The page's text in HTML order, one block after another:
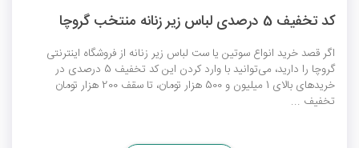
کد تخفیف 5 درصدی لباس زیر زنانه منتخب گروچا
اگر قصد خرید انواع سوتین یا ست لباس زیر زنانه از فروشگاه اینترنتی
گروچا را دارید، می‌توانید با وارد کردن این کد تخفیف 5 درصدی در
خریدهای بالای 1 میلیون و 500 هزار تومان، تا سقف 200 هزار تومان
تخفیف ...